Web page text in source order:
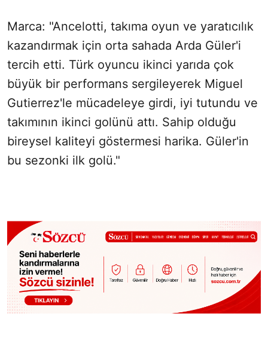
Marca: "Ancelotti, takıma oyun ve yaratıcılık
kazandırmak için orta sahada Arda Güler'i
tercih etti. Türk oyuncu ikinci yarıda çok
büyük bir performans sergileyerek Miguel
Gutierrez'le mücadeleye girdi, iyi tutundu ve
takımının ikinci golünü attı. Sahip olduğu
bireysel kaliteyi göstermesi harika. Güler'in
bu sezonki ilk golü."